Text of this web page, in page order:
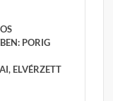
PORIG
ELVÉRZETT